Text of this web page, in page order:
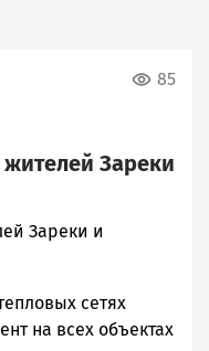
85
Зареки
Зареки и
сетях
на всех объектах